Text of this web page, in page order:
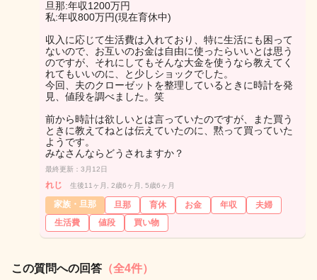
旦那:年収1200万円
私:年収800万円(現在育休中)
収入に応じて生活費は入れており、特に生活にも困って
ないので、お互いのお金は自由に使ったらいいとは思う
のですが、それにしてもそんな大金を使うなら教えてく
れてもいいのに、と少しショックでした。
今回、夫のクローゼットを整理しているときに時計を発
見、値段を調べました。笑
前から時計は欲しいとは言っていたのですが、また買う
ときに教えてねとは伝えていたのに、黙って買っていた
ようです。
みなさんならどうされますか？
最終更新：3月12日
れじ 生後11ヶ月, 2歳6ヶ月, 5歳6ヶ月
家族・旦那 旦那 育休 お金 年収
夫婦
生活費
値段 買い物
この質問への回答 （全4件）